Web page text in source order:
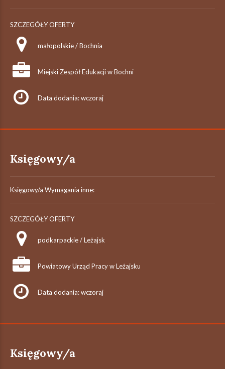
SZCZEGÓŁY OFERTY
małopolskie / Bochnia
Miejski Zespół Edukacji w Bochni
Data dodania: wczoraj
Księgowy/a
Księgowy/a Wymagania inne:
SZCZEGÓŁY OFERTY
podkarpackie / Leżajsk
Powiatowy Urząd Pracy w Leżajsku
Data dodania: wczoraj
Księgowy/a